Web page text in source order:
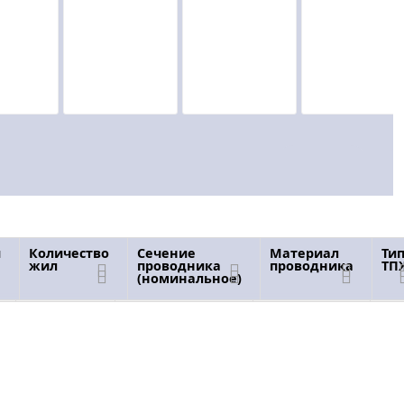
Количество
жил
Сечение
проводника
(номинальное)
Материал
проводника
Количество
жил
Сечение
проводника
(номинальное)
Материал
проводника Тип